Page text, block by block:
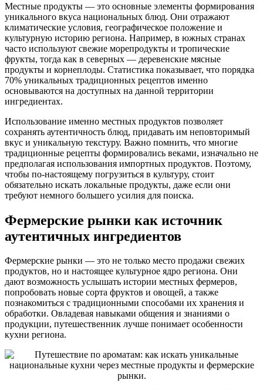
Местные продукты — это основные элементы формирования
уникального вкуса национальных блюд. Они отражают
климатические условия, географическое положение и
культурную историю региона. Например, в южных странах
часто используют свежие морепродукты и тропические
фрукты, тогда как в северных — деревенские мясные
продукты и корнеплоды. Статистика показывает, что порядка
70% уникальных традиционных рецептов именно
основываются на доступных на данной территории
ингредиентах.
Использование именно местных продуктов позволяет
сохранять аутентичность блюд, придавать им неповторимый
вкус и уникальную текстуру. Важно помнить, что многие
традиционные рецепты формировались веками, изначально не
предполагая использования импортных продуктов. Поэтому,
чтобы по-настоящему погрузиться в культуру, стоит
обязательно искать локальные продукты, даже если они
требуют немного большего усилия для поиска.
Фермерские рынки как источник
аутентичных ингредиентов
Фермерские рынки — это не только место продажи свежих
продуктов, но и настоящее культурное ядро региона. Они
дают возможность услышать истории местных фермеров,
попробовать новые сорта фруктов и овощей, а также
познакомиться с традиционными способами их хранения и
обработки. Овладевая навыками общения и знаниями о
продукции, путешественник лучше понимает особенности
кухни региона.